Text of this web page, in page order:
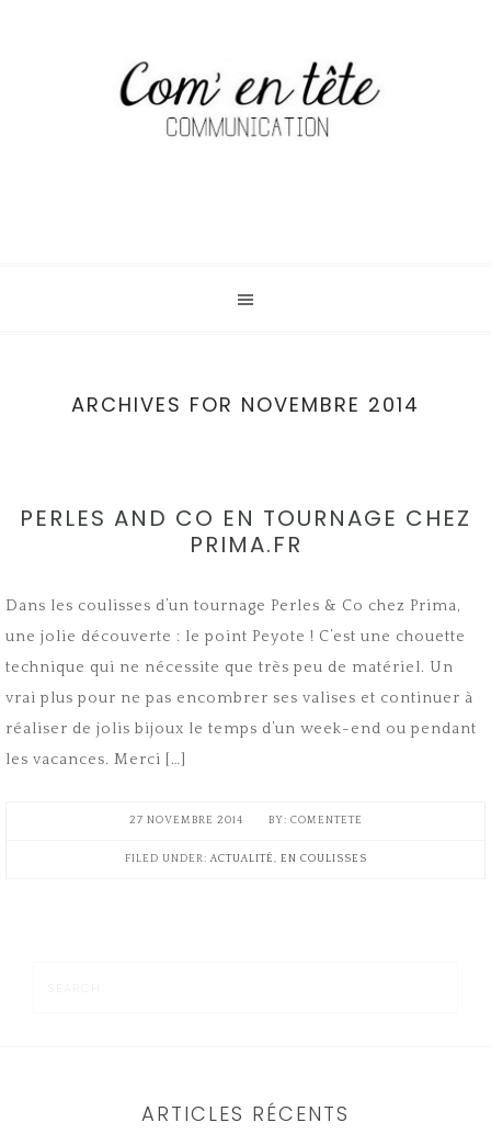
ARCHIVES FOR NOVEMBRE 2014
PERLES AND CO EN TOURNAGE CHEZ
PRIMA.FR
Dans les coulisses d’un tournage Perles & Co chez Prima,
une jolie découverte : le point Peyote ! C’est une chouette
technique qui ne nécessite que très peu de matériel. Un
vrai plus pour ne pas encombrer ses valises et continuer à
réaliser de jolis bijoux le temps d’un week-end ou pendant
les vacances. Merci […]
27 NOVEMBRE 2014 COMENTETE
FILED UNDER:ACTUALITÉ, EN COULISSES
ARTICLES RÉCENTS